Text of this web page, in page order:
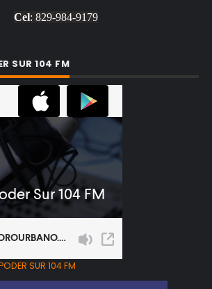
Cel: 829-984-9179
SUR 104 FM
SUR 104 FM